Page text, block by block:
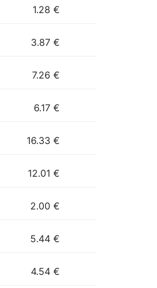
1.28 €
3.87 €
7.26 €
6.17 €
16.33 €
12.01 €
2.00 €
5.44 €
4.54 €